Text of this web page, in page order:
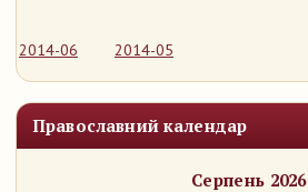
2014-06 2014-05
Православний календар
Серпень 2026